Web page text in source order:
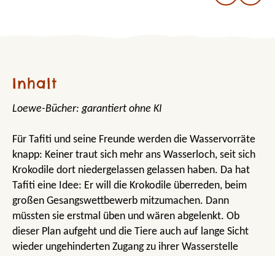
Inhalt
Loewe-Bücher: garantiert ohne KI
Für Tafiti und seine Freunde werden die Wasservorräte
knapp: Keiner traut sich mehr ans Wasserloch, seit sich
Krokodile dort niedergelassen gelassen haben. Da hat
Tafiti eine Idee: Er will die Krokodile überreden, beim
großen Gesangswettbewerb mitzumachen. Dann
müssten sie erstmal üben und wären abgelenkt. Ob
dieser Plan aufgeht und die Tiere auch auf lange Sicht
wieder ungehinderten Zugang zu ihrer Wasserstelle